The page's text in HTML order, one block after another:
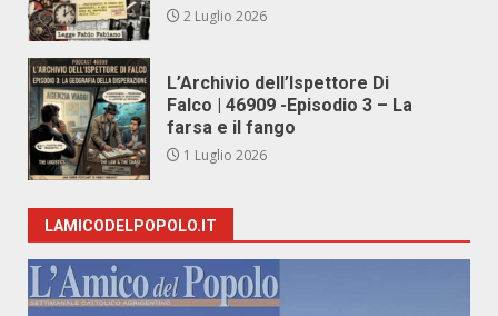
2 Luglio 2026
L’Archivio dell’Ispettore Di
Falco | 46909 -Episodio 3 – La
farsa e il fango
1 Luglio 2026
LAMICODELPOPOLO.IT